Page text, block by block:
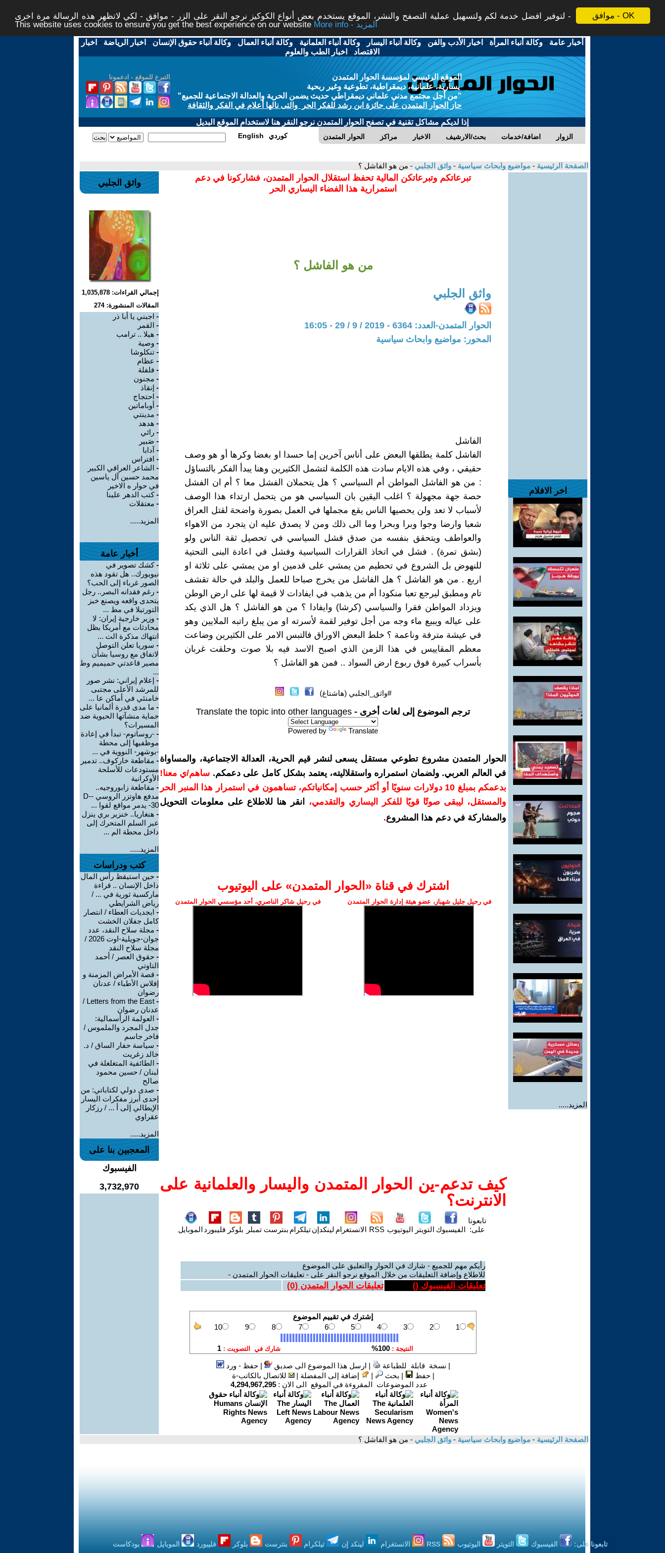
موافق - OK
لتوفير افضل خدمة لكم ولتسهيل عملية التصفح والنشر، الموقع يستخدم بعض أنواع الكوكيز نرجو النقر على الزر - موافق - لكي لاتظهر هذه الرسالة مرة اخرى -
This website uses cookies to ensure you get the best experience on our website
More info - المزيد
أخبار عامة -وكالة أنباء المرأة - اخبار الأدب والفن -وكالة أنباء اليسار -وكالة أنباء العلمانية -وكالة أنباء العمال -وكالة أنباء حقوق الإنسان - اخبار الرياضة - اخبار
الاقتصاد - اخبار الطب والعلوم
التبرع للموقع - ادعمونا
الموقع الرئيسي لمؤسسة الحوار المتمدن
يسارية، علمانية، ديمقراطية، تطوعية وغير ربحية
"من أجل مجتمع مدني علماني ديمقراطي حديث يضمن الحرية والعدالة الاجتماعية للجميع"
حاز الحوار المتمدن على جائزة ابن رشد للفكر الحر والتى نالها أعلام في الفكر والثقافة
إذا لديكم مشاكل تقنية في تصفح الحوار المتمدن نرجو النقر هنا لاستخدام الموقع البديل
الحوار المتمدن مراكز الاخبار بحث/الارشيف اضافة/خدمات الزوار English كوردي
الصفحة الرئيسية - مواضيع وابحاث سياسية - واثق الجلبي - من هو الفاشل ؟
اخر الافلام
المزيد.....
تبرعاتكم وتبرعاتكن المالية تحفظ استقلال الحوار المتمدن، فشاركونا في دعم
استمرارية هذا الفضاء اليساري الحر
من هو الفاشل ؟
واثق الجلبي
الحوار المتمدن-العدد: 6364 - 2019 / 9 / 29 - 16:05
المحور: مواضيع وابحاث سياسية
الفاشل
الفاشل كلمة يطلقها البعض على أناس آخرين إما حسدا او بغضا وكرها أو هو وصف
حقيقي ، وفي هذه الايام سادت هذه الكلمة لتشمل الكثيرين وهنا يبدأ الفكر بالتساؤل
: من هو الفاشل المواطن أم السياسي ؟ هل يتحملان الفشل معا ؟ أم ان الفشل
حصة جهة مجهولة ؟ اغلب اليقين بان السياسي هو من يتحمل ارتداء هذا الوصف
لأسباب لا تعد ولن يحصيها الناس يقع مجملها في العمل بصورة واضحة لقتل العراق
شعبا وارضا وجوا وبرا وبحرا وما الى ذلك ومن لا يصدق عليه ان يتجرد من الاهواء
والعواطف ويتحقق بنفسه من صدق فشل السياسي في تحصيل ثقة الناس ولو
(بشق تمرة) . فشل في اتخاذ القرارات السياسية وفشل في اعادة البنى التحتية
للنهوض بل الشروع في تحطيم من يمشي على قدمين او من يمشي على ثلاثة او
اربع . من هو الفاشل ؟ هل الفاشل من يخرج صباحا للعمل والبلد في حالة تقشف
تام ومطبق ليرجع تعبا منكودا أم من يذهب في ايفادات لا قيمة لها على ارض الوطن
ويزداد المواطن فقرا والسياسي (كرشا) وايفادا ؟ من هو الفاشل ؟ هل الذي يكد
على عياله ويبيع ماء وجه من أجل توفير لقمة لأسرته او من يبلغ راتبه الملايين وهو
في عيشة مترفة وناعمة ؟ خلط البعض الاوراق فالتبس الامر على الكثيرين وضاعت
معظم المقاييس في هذا الزمن الذي اصبح الاسد فيه بلا صوت وحلقت غربان
بأسراب كبيرة فوق ربوع ارض السواد .. فمن هو الفاشل ؟
#واثق_الجلبي (هاشتاغ)
ترجم الموضوع إلى لغات أخرى - Translate the topic into other languages
Powered by Translate
الحوار المتمدن مشروع تطوعي مستقل يسعى لنشر قيم الحرية، العدالة الاجتماعية، والمساواة
في العالم العربي. ولضمان استمراره واستقلاليته، يعتمد بشكل كامل على دعمكم. ساهم/ي معنا!
بدعمكم بمبلغ 10 دولارات سنويًا أو أكثر حسب إمكانياتكم، تساهمون في استمرار هذا المنبر الحر
والمستقل، ليبقى صوتًا قويًا للفكر اليساري والتقدمي،
انقر هنا للاطلاع على معلومات التحويل
والمشاركة في دعم هذا المشروع.
اشترك في قناة ‫«الحوار المتمدن» على اليوتيوب
في رحيل جليل شهباز، عضو هيئة إدارة الحوار المتمدن في رحيل شاكر الناصري، أحد مؤسسي الحوار المتمدن
كيف تدعم-ين الحوار المتمدن واليسار والعلمانية على
الانترنت؟
تابعونا
على: الفيسبوك التويتر اليوتيوب RSS الانستغرام لينكدإنتيلكرام بنترست تمبلر بلوكر فليبورد الموبايل
رأيكم مهم للجميع - شارك في الحوار والتعليق على الموضوع
للاطلاع وإضافة التعليقات من خلال الموقع نرجو النقر على - تعليقات الحوار المتمدن -
تعليقات الفيسبوك () تعليقات الحوار المتمدن (0
)
| نسخة قابلة للطباعة | ارسل هذا الموضوع الى صديق |حفظ - ورد
|حفظ | بحث | إضافة إلى المفضلة |
للاتصال بالكاتب-ة
عدد الموضوعات المقروءة في الموقع الى الان : 4,294,967,295
واثق الجلبي
إجمالي القراءات: 1,035,878
المقالات المنشورة: 274
- اجبني يا أبا ذر
- القمر
- هيلا .. ترامب
- وصية
- تنكلوشا
- عظام
- فلفلة
- مجنون
- إنقاذ
- احتجاج
- أوباماتين
- مدينتي
- هدهد
- رائي
- صَبير
- آدابا
- افتراس
- الشاعر العراقي الكبير
محمد حسين آل ياسين
في حوار ه الاخير
-كتب الدهر علينا
- معتقلات
المزيد.....
أخبار عامة
-كشك تصوير في
نيويورك.. هل تقود هذه
الصور غرباء إلى الحب؟
- رغم فقدانه البصر.. رجل
يتحدى واقعه ويصنع خبز
التورتيلا في مط ...
- وزير خارجية إيران: لا
محادثات مع أمريكا بظل
انتهاك مذكرة الت ...
- سوريا تعلن التوصل
لاتفاق مع روسيا بشأن
مصير قاعدتي حميميم وط
...
- إعلام إيراني: نشر صور
للمرشد الأعلى مجتبى
خامنئي في أماكن عا ...
- ما مدى قدرة ألمانيا على
حماية منشآتها الحيوية ضد
المسيرات؟
- -روساتوم- تبدأ في إعادة
موظفيها إلى محطة
-بوشهر- النووية في ...
- مقاطعة خاركوف.. تدمير
مستودعات للأسلحة
الأوكرانية
- مقاطعة زابوروجيه..
مدفع هاوتزر الروسي -D-
30- يدمر مواقع لقوا ...
- هنغاريا.. خنزير بري ينزل
عبر السلم المتحرك إلى
داخل محطة الم ...
المزيد.....
كتب ودراسات
- حين استيقظ رأس المال
داخل الإنسان .. قراءة
ماركسية ثورية في ... /
رياض الشرايطي
- ابجديات العطاء / انتصار
كامل جفلان الخشت
- مجلة سلاح النقد، عدد
جوان-جويلية-اوت 2026 /
مجلة سلاح النقد
- حقوق العصر / أحمد
التاوتي
- قصة الأمراض المزمنة و
إفلاس الأطباء / عدنان
رضوان
-
Letters from the East /
عدنان رضوان
- العولمة الرأسمالية:
جدل المجرد والملموس /
فاخر جاسم
- سياسة حفار الساق / د.
خالد زغريت
- الطائفية المتغلغلة في
لبنان / حسين محمود
صالح
- صدى دولي لكتاباتي: من
إحدى أبرز مفكرات اليسار
الإيطالي إلى أ ... / رزكار
عقراوي
المزيد.....
المعجبين بنا على
الفيسبوك
3,732,970
الصفحة الرئيسية - مواضيع وابحاث سياسية - واثق الجلبي - من هو الفاشل ؟
تابعونا على: الفيسبوك التويتر اليوتيوب الانستغرام لينكد إن تيلكرام بنترست بلوكر فليبورد الموبايل بودكاست